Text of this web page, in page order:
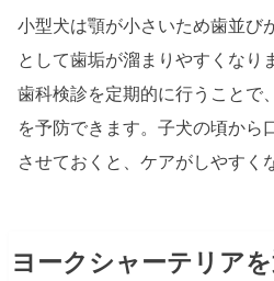
小型犬は顎が小さいため歯並び
として歯垢が溜まりやすくなり
歯科検診を定期的に行うことで
を予防できます。子犬の頃から
させておくと、ケアがしやすく
ヨークシャーテリア